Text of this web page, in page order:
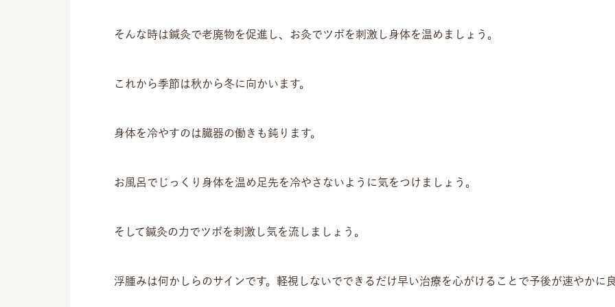
そんな時は鍼灸で老廃物を促進し、お灸でツボを刺激し身体を温めましょう。
これから季節は秋から冬に向かいます。
身体を冷やすのは臓器の働きも鈍ります。
お風呂でじっくり身体を温め足先を冷やさないように気をつけましょう。
そして鍼灸の力でツボを刺激し気を流しましょう。
浮腫みは何かしらのサインです。軽視しないでできるだけ早い治療を心がけることで予後が速やかに良